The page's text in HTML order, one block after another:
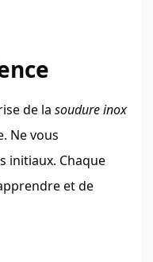
de la soudure inox
Ne vous
initiaux. Chaque
et de